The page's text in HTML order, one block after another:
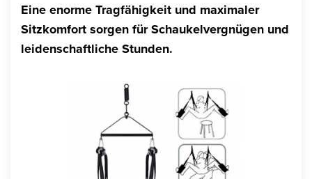
Eine enorme Tragfähigkeit und maximaler
Sitzkomfort sorgen für Schaukelvergnügen und
leidenschaftliche Stunden.